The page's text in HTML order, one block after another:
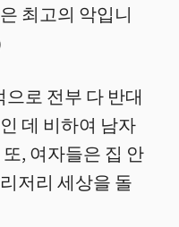
최고의 악입니
로 전부 다 반대
데 비하여 남자
, 여자들은 집 안
저리 세상을 돌